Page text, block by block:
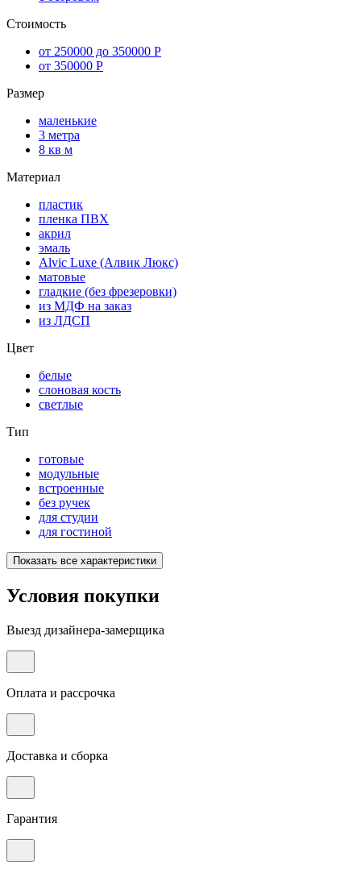
Стоимость
от 250000 до 350000 Р
от 350000 Р
Размер
маленькие
3 метра
8 кв м
Материал
пластик
пленка ПВХ
акрил
эмаль
Alvic Luxe (Алвик Люкс)
матовые
гладкие (без фрезеровки)
из МДФ на заказ
из ЛДСП
Цвет
белые
слоновая кость
светлые
Тип
готовые
модульные
встроенные
без ручек
для студии
для гостиной
Показать все характеристики
Условия покупки
Выезд дизайнера-замерщика
Оплата и рассрочка
Доставка и сборка
Гарантия